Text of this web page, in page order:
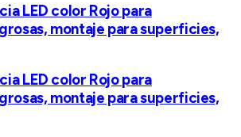
LED color Rojo para
montaje para superficies,
LED color Rojo para
montaje para superficies,